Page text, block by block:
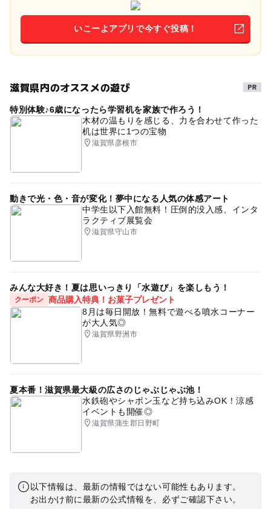
いこーよアプリで今すぐ投稿！
滋賀県内のオススメの遊び
特別体験♪6歳になったら学習机を家族で作ろう！
木材の温もりを感じる、力を合わせて作った
机は世界に1つの宝物
滋賀県彦根市
動きで光・色・音が変化！夢中になる人気の体感アート
中学生以下入館無料！圧倒的没入感、インタ
ラクティブ展覧会
滋賀県守山市
みんな大好き！夏は思いっきり「水遊び」を楽しもう！
クーポン 商品購入特典！お菓子プレゼント
8月は毎日開放！無料で遊べる噴水コーナー
が大人気◎
滋賀県野洲市
夏本番！滋賀県最大級の広さのじゃぶじゃぶ池！
水鉄砲やシャボン玉など持ち込みOK！涼感
イベントも開催◎
滋賀県蒲生郡日野町
以下情報は、最新の情報ではない可能性もあります。
お出かけ前に最新の公式情報を、必ずご確認下さい。